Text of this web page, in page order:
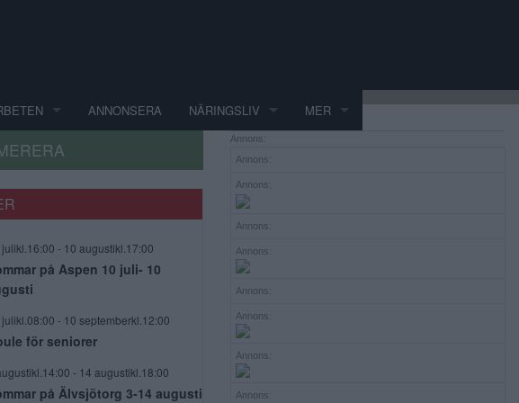
ANNONSERA NÄRINGSLIV MER
julikl.16:00 - 10 augustikl.17:00
på Aspen 10 juli- 10
- 10 septemberkl.12:00
för seniorer
- 14 augustikl.18:00
på Älvsjötorg 3-14 augusti
Annons:
Annons:
Annons:
Annons:
Annons:
Annons:
Annons:
Annons:
Annons: